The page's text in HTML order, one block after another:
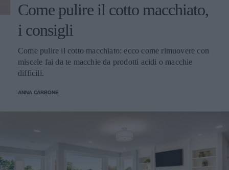
Come pulire il cotto macchiato,
i consigli
Come pulire il cotto macchiato: ecco come rimuovere con
miscele fai da te macchie da prodotti acidi o macchie
difficili.
ANNA CARBONE